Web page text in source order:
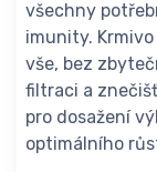
všechny
imunity.
vše, bez
filtraci a
pro dosažení
optimálního